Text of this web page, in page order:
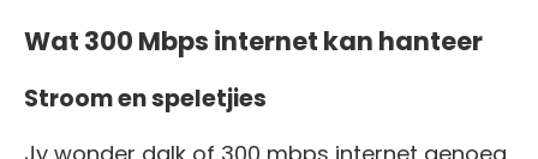
Wat 300 Mbps internet kan hanteer
Stroom en speletjies
Jy wonder dalk of 300 mbps internet genoeg